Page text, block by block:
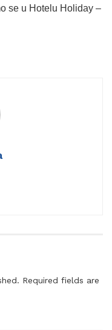
se u Hotelu Holiday –
Required fields are